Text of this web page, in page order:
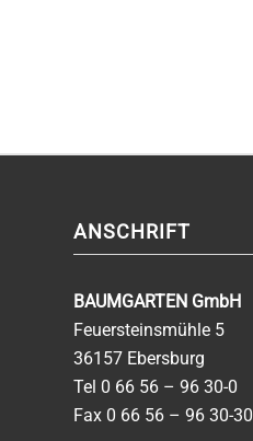
ANSCHRIFT
BAUMGARTEN GmbH
Feuersteinsmühle 5
36157 Ebersburg
Tel 0 66 56 – 96 30-0
Fax 0 66 56 – 96 30-30